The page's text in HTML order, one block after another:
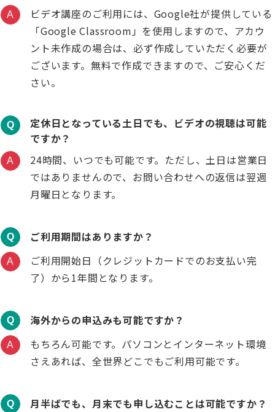
A
ビデオ講座のご利用には、Google社が提供している
「Google Classroom」を使用しますので、アカウ
ント未作成の場合は、必ず作成していただく必要が
ございます。無料で作成できますので、ご安心くだ
さい。
Q
定休日となっている土日でも、ビデオの視聴は可能
ですか？
A
24時間、いつでも可能です。ただし、土日は営業日
ではありませんので、お問い合わせへの返信は翌週
月曜日となります。
Q ご利用期間はありますか？
A
ご利用開始日（クレジットカードでのお支払い完
了）から1年間となります。
Q 海外からの申込みも可能ですか？
A
もちろん可能です。パソコンとインターネット環境
さえあれば、全世界どこでもご利用可能です。
Q 月半ばでも、月末でも申し込むことは可能ですか？